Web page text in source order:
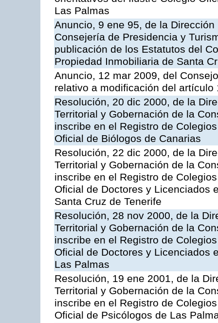
Las Palmas
Anuncio, 9 ene 95, de la
Consejería de Presidencia y
publicación de los Estatutos del
Propiedad Inmobiliaria de Santa
Anuncio, 12 mar 2009, del
relativo a modificación del
Resolución, 20 dic 2000, de la
Territorial y Gobernación de la
inscribe en el Registro de
Oficial de Biólogos de Canarias
Resolución, 22 dic 2000, de la
Territorial y Gobernación de la
inscribe en el Registro de
Oficial de Doctores y Licenciados
Santa Cruz de Tenerife
Resolución, 28 nov 2000, de la
Territorial y Gobernación de la
inscribe en el Registro de
Oficial de Doctores y Licenciados
Las Palmas
Resolución, 19 ene 2001, de la
Territorial y Gobernación de la
inscribe en el Registro de
Oficial de Psicólogos de Las